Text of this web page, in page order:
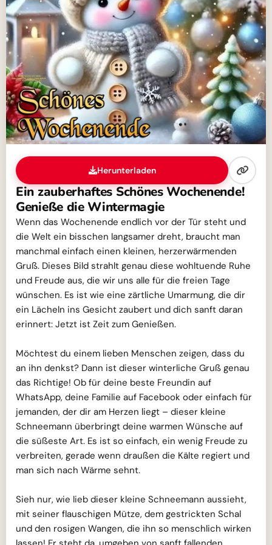
Herunterladen
Ein zauberhaftes Schönes Wochenende!
Genieße die Wintermagie
Wenn das Wochenende endlich vor der Tür steht und
die Welt ein bisschen langsamer dreht, braucht man
manchmal einfach einen kleinen, herzerwärmenden
Gruß. Dieses Bild strahlt genau diese wohltuende Ruhe
und Freude aus, die wir uns alle für die freien Tage
wünschen. Es ist wie eine zärtliche Umarmung, die dir
ein Lächeln ins Gesicht zaubert und dich sanft daran
erinnert: Jetzt ist Zeit zum Genießen.
Möchtest du einem lieben Menschen zeigen, dass du
an ihn denkst? Dann ist dieser winterliche Gruß genau
das Richtige! Ob für deine beste Freundin auf
WhatsApp, deine Familie auf Facebook oder einfach für
jemanden, der dir am Herzen liegt – dieser kleine
Schneemann überbringt deine warmen Wünsche auf
die süßeste Art. Es ist so einfach, ein wenig Freude zu
verbreiten, gerade wenn draußen die Kälte regiert und
man sich nach Wärme sehnt.
Sieh nur, wie lieb dieser kleine Schneemann aussieht,
mit seiner flauschigen Mütze, dem gestrickten Schal
und den rosigen Wangen, die ihn so menschlich wirken